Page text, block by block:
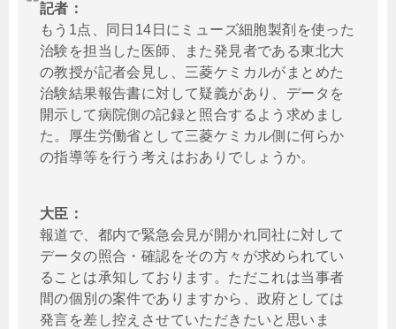
記者：
もう1点、同日14日にミューズ細胞製剤を使った
治験を担当した医師、また発見者である東北大
の教授が記者会見し、三菱ケミカルがまとめた
治験結果報告書に対して疑義があり、データを
開示して病院側の記録と照合するよう求めまし
た。厚生労働省として三菱ケミカル側に何らか
の指導等を行う考えはおありでしょうか。
大臣：
報道で、都内で緊急会見が開かれ同社に対して
データの照合・確認をその方々が求められてい
ることは承知しております。ただこれは当事者
間の個別の案件でありますから、政府としては
発言を差し控えさせていただきたいと思いま